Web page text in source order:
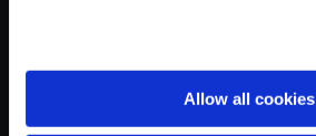
Allow all cookies